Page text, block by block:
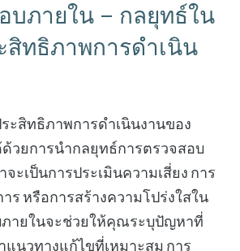
บภายใน – กลยุทธ์ใน
สิทธิภาพการดำเนิน
ะสิทธิภาพการดำเนินงานของ
วยการนำกลยุทธ์การตรวจสอบ
ะเป็นการประเมินความเสี่ยง การ
ร หรือการสร้างความโปร่งใสใน
ายในจะช่วยให้คุณระบุปัญหาที่
แนวทางแก้ไขที่เหมาะสม การ